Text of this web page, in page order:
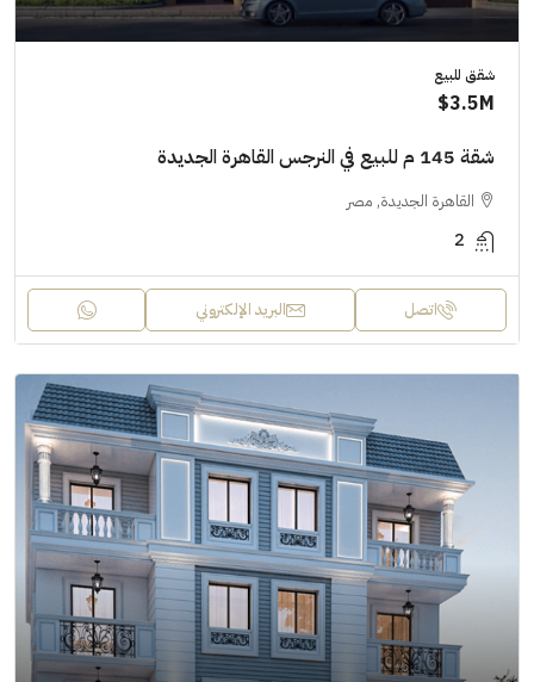
شقق للبيع
3.5M$
شقة 145 م للبيع في النرجس القاهرة الجديدة
القاهرة الجديدة, مصر
2
اتصل البريد الإلكتروني